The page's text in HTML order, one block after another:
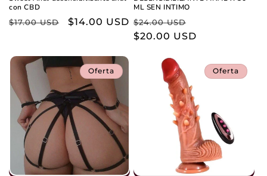
con CBD
Precio
$17.00 USD
Precio
$14.00 USD
ML SEN INTIMO
Precio
habitual
$24.00 USD
de
$20.00 USD
Oferta Oferta